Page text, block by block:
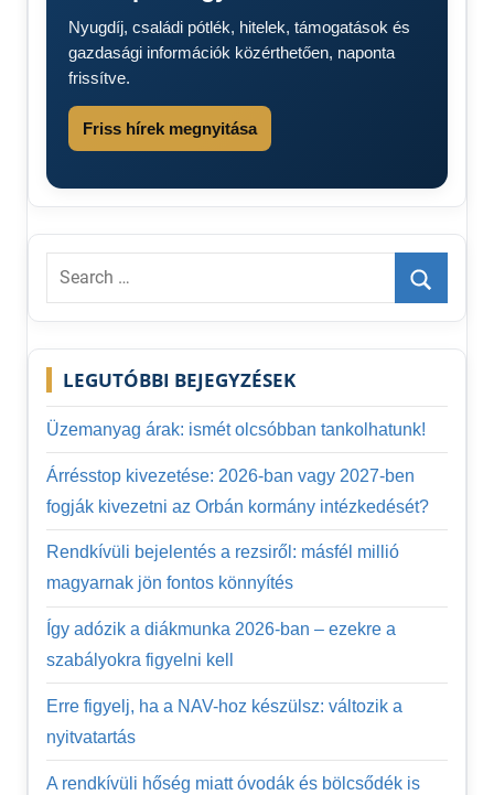
tüzijátékNyugdíj, családi pótlék, hitelek, támogatások és
gazdasági információk közérthetően, naponta
frissítve.
Friss hírek megnyitása
Search
Search
LEGUTÓBBI BEJEGYZÉSEK
Üzemanyag árak: ismét olcsóbban tankolhatunk!
Árrésstop kivezetése: 2026-ban vagy 2027-ben
fogják kivezetni az Orbán kormány intézkedését?
Rendkívüli bejelentés a rezsiről: másfél millió
magyarnak jön fontos könnyítés
Így adózik a diákmunka 2026-ban – ezekre a
szabályokra figyelni kell
Erre figyelj, ha a NAV-hoz készülsz: változik a
nyitvatartás
A rendkívüli hőség miatt óvodák és bölcsődék is